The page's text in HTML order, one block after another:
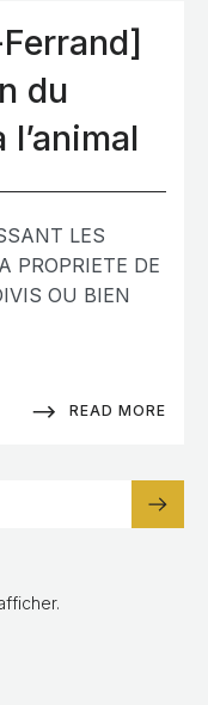
du
LES
PROPRIETE DE
OU BIEN
READ MORE